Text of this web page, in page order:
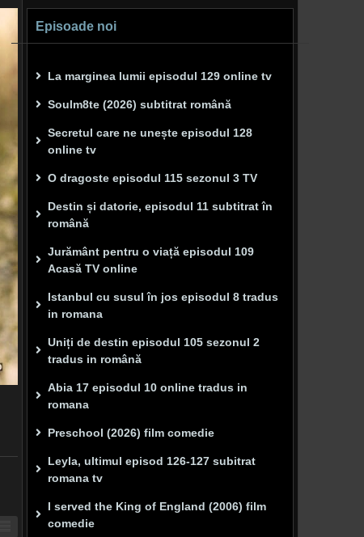
Episoade noi
La marginea lumii episodul 129 online tv
Soulm8te (2026) subtitrat română
Secretul care ne unește episodul 128
online tv
O dragoste episodul 115 sezonul 3 TV
Destin și datorie, episodul 11 subtitrat în
română
Jurământ pentru o viață episodul 109
Acasă TV online
Istanbul cu susul în jos episodul 8 tradus
in romana
Uniți de destin episodul 105 sezonul 2
tradus in română
Abia 17 episodul 10 online tradus in
romana
Preschool (2026) film comedie
Leyla, ultimul episod 126-127 subitrat
romana tv
I served the King of England (2006) film
comedie